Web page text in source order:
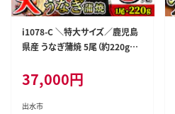
i1078-C ＼特大サイズ／鹿児島
県産 うなぎ蒲焼 5尾（約220g×
なぎ 鰻 ウナギ 特大 特大サイズ
約220g 蒲焼き 国産 鹿児島県産
焼きたて 生産量日本一 真空パッ
37,000円
出水市